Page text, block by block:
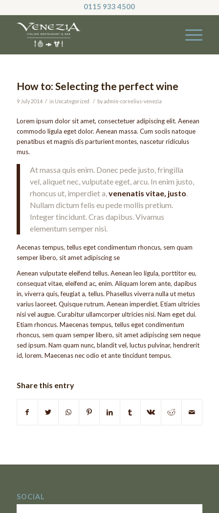
0115 933 4500
How to: Selecting the perfect wine
9 July 2014 / in Uncategorized / byadmin-cornelius-venezia
Lorem ipsum dolor sit amet, consectetuer adipiscing elit. Aenean
commodo ligula eget dolor. Aenean massa. Cum sociis natoque
penatibus et magnis dis parturient montes, nascetur ridiculus
mus.
At massa quis enim. Donec pede justo, fringilla
vel, aliquet nec, vulputate eget, arcu. In enim justo,
rhoncus ut, imperdiet a, venenatis vitae, justo
Nullam dictum felis eu pede mollis pretium.
Integer tincidunt. Cras dapibus. Vivamus
elementum semper nisi.
Aecenas tempus, tellus eget condimentum rhoncus, sem quam
semper libero, sit amet adipiscing se
Aenean vulputate eleifend tellus. Aenean leo ligula, porttitor eu,
consequat vitae, eleifend ac, enim. Aliquam lorem ante, dapibus
in, viverra quis, feugiat a, tellus. Phasellus viverra nulla ut metus
varius laoreet. Quisque rutrum. Aenean imperdiet. Etiam ultricies
nisi vel augue. Curabitur ullamcorper ultricies nisi. Nam eget dui.
Etiam rhoncus. Maecenas tempus, tellus eget condimentum
rhoncus, sem quam semper libero, sit amet adipiscing sem neque
sed ipsum. Nam quam nunc, blandit vel, luctus pulvinar, hendrerit
id, lorem. Maecenas nec odio et ante tincidunt tempus.
Share this entry
SOCIAL